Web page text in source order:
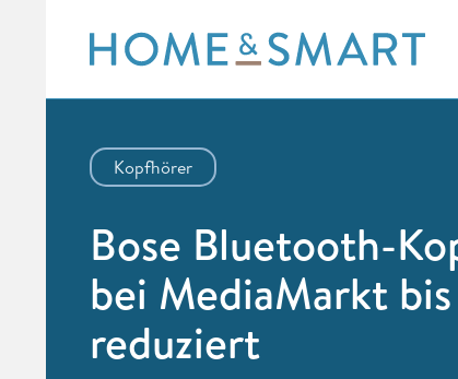
content
Kopfhörer
Bose Bluetooth-
bei MediaMarkt
reduziert